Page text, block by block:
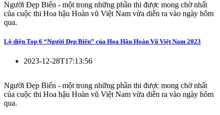
Người Đẹp Biển - một trong những phần thi được mong chờ nhất
của cuộc thi Hoa hậu Hoàn vũ Việt Nam vừa diễn ra vào ngày hôm
qua.
Lộ diện Top 6 “Người Đẹp Biển” của Hoa Hậu Hoàn Vũ Việt Nam 2023
2023-12-28T17:13:56
Người Đẹp Biển - một trong những phần thi được mong chờ nhất
của cuộc thi Hoa hậu Hoàn vũ Việt Nam vừa diễn ra vào ngày hôm
qua.